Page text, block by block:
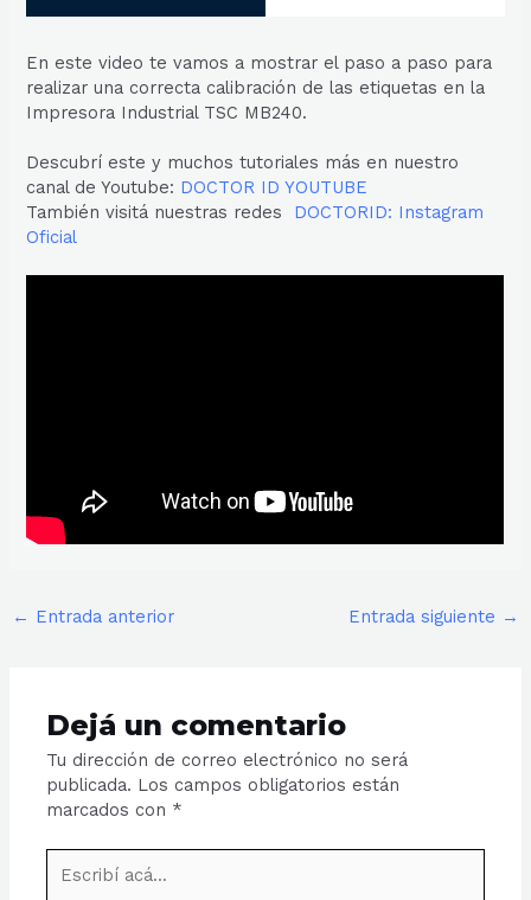
En este video te vamos a mostrar el paso a paso para
realizar una correcta calibración de las etiquetas en la
Impresora Industrial TSC MB240.
Descubrí este y muchos tutoriales más en nuestro
canal de Youtube: DOCTOR ID YOUTUBE
También visitá nuestras redes DOCTORID: Instagram
Oficial
← Entrada anterior Entrada siguiente →
Dejá un comentario
Tu dirección de correo electrónico no será
publicada. Los campos obligatorios están
marcados con *
acá...